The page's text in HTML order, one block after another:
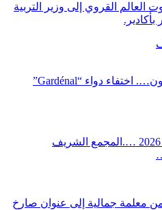
العالم القروي إلى وزير التربية
مرضى الصرع بابن جرير يستغيثون…. اختفاء دواء “Gardénal”
بلاغ صحفي : المخيمات الصيفية 2026 ….المجمع الشريف
معلمة جمالية إلى عنوان صارخ